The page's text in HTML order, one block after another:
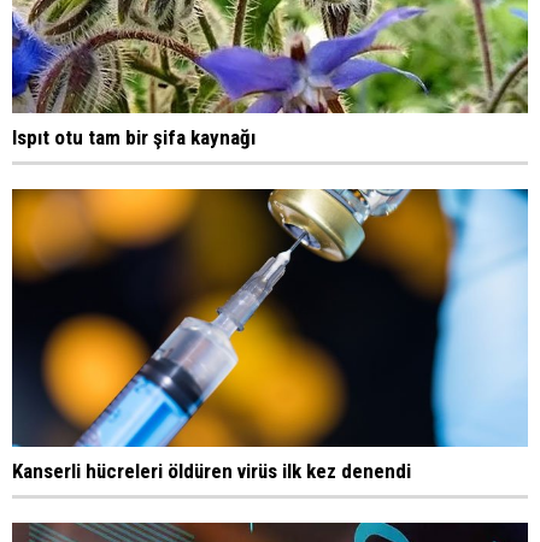
Ispıt otu tam bir şifa kaynağı
Kanserli hücreleri öldüren virüs ilk kez denendi